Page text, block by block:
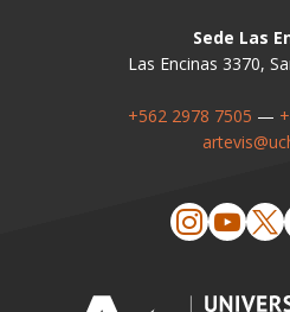
Sede Las
Las Encinas 3370,
+562 2978 7505 —